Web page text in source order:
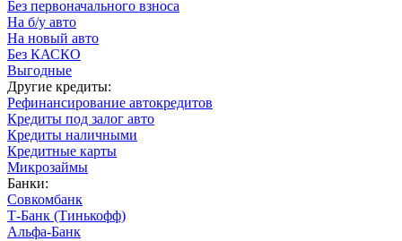
Без первоначального взноса
На б/у авто
На новый авто
Без КАСКО
Выгодные
Другие кредиты:
Рефинансирование автокредитов
Кредиты под залог авто
Кредиты наличными
Кредитные карты
Микрозаймы
Банки:
Совкомбанк
Т-Банк (Тинькофф)
Альфа-Банк